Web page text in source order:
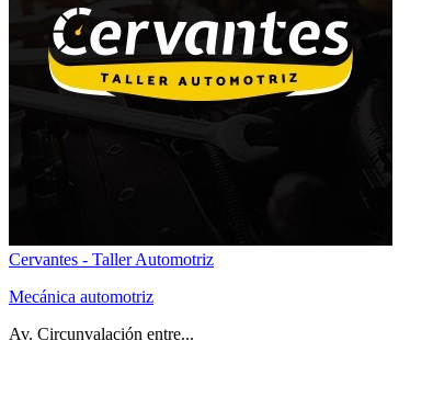
Cervantes - Taller Automotriz
Mecánica automotriz
Av. Circunvalación entre...